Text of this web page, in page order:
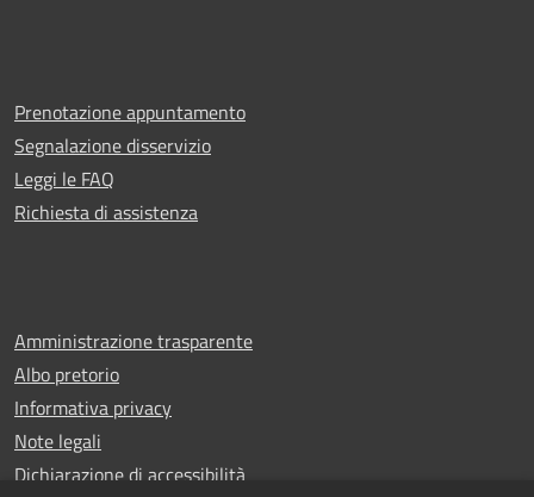
Prenotazione appuntamento
Segnalazione disservizio
Leggi le FAQ
Richiesta di assistenza
Amministrazione trasparente
Albo pretorio
Informativa privacy
Note legali
Dichiarazione di accessibilità